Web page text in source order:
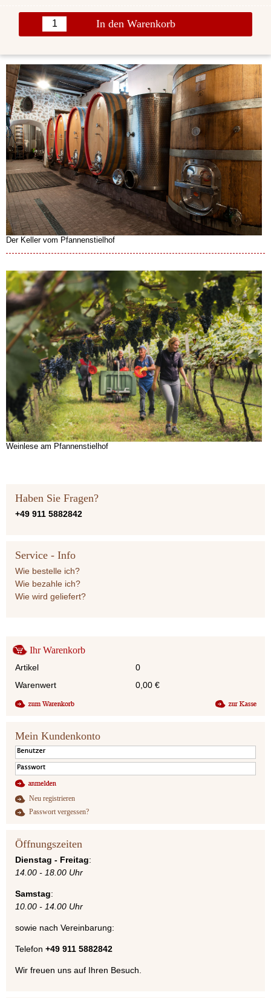
In den Warenkorb
Der Keller vom Pfannenstielhof
Weinlese am Pfannenstielhof
Haben Sie Fragen?
+49 911 5882842
Service - Info
Wie bestelle ich?
Wie bezahle ich?
Wie wird geliefert?
Ihr Warenkorb
Artikel
0
Warenwert
0,00 €
Mein Kundenkonto
Neu registrieren
Passwort vergessen?
Öffnungszeiten
Dienstag - Freitag:
14.00 - 18.00 Uhr
Samstag:
10.00 - 14.00 Uhr
sowie nach Vereinbarung:
Telefon +49 911 5882842
Wir freuen uns auf Ihren Besuch.